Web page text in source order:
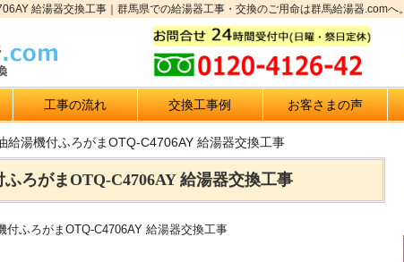
給湯器交換工事｜群馬県での給湯器工事・交換のご用命は群馬給湯器.comへ。
工事の流れ 交換工事例 お客さまの声
給湯機付ふろがまOTQ-C4706AY 給湯器交換工事
ろがまOTQ-C4706AY 給湯器交換工事
ふろがまOTQ-C4706AY 給湯器交換工事